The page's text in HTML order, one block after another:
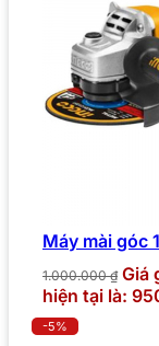
Máy mài góc
1.000.000₫ Giá
hiện tại là:
-5%